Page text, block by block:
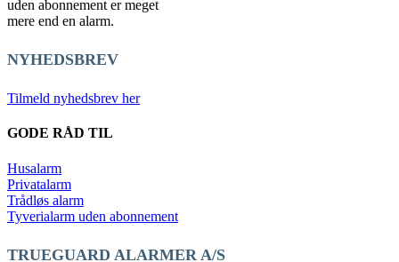
uden abonnement er meget
mere end en alarm.
NYHEDSBREV
Tilmeld nyhedsbrev her
GODE RÅD TIL
Husalarm
Privatalarm
Trådløs alarm
Tyverialarm uden abonnement
TRUEGUARD ALARMER A/S